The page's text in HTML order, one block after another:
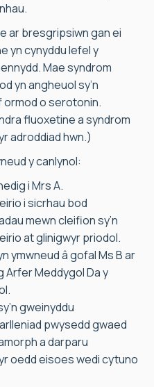
ar bresgripsiwn gan ei
yn cynyddu lefel y
Mae syndrom
yn angheuol sy’n
ormod o serotonin.
fluoxetine a syndrom
adroddiad hwn.)
y canlynol:
i Mrs A.
i sicrhau bod
mewn cleifion sy’n
at glinigwyr priodol.
ymwneud â gofal Ms B ar
Arfer Meddygol Da y
gweinyddu
pwysedd gwaed
a darparu
oedd eisoes wedi cytuno